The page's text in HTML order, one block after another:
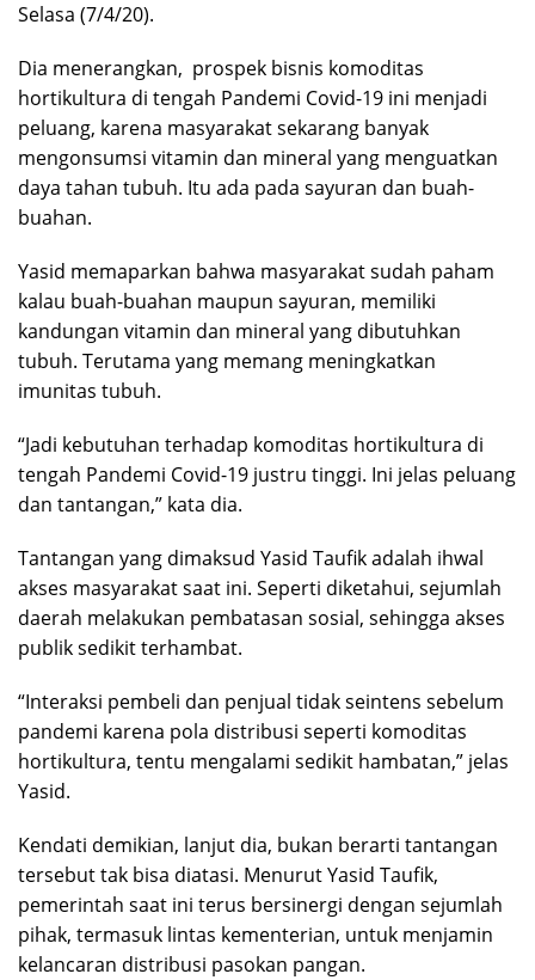
Selasa (7/4/20).
Dia menerangkan, prospek bisnis komoditas
hortikultura di tengah Pandemi Covid-19 ini menjadi
peluang, karena masyarakat sekarang banyak
mengonsumsi vitamin dan mineral yang menguatkan
daya tahan tubuh. Itu ada pada sayuran dan buah-
buahan.
Yasid memaparkan bahwa masyarakat sudah paham
kalau buah-buahan maupun sayuran, memiliki
kandungan vitamin dan mineral yang dibutuhkan
tubuh. Terutama yang memang meningkatkan
imunitas tubuh.
“Jadi kebutuhan terhadap komoditas hortikultura di
tengah Pandemi Covid-19 justru tinggi. Ini jelas peluang
dan tantangan,” kata dia.
Tantangan yang dimaksud Yasid Taufik adalah ihwal
akses masyarakat saat ini. Seperti diketahui, sejumlah
daerah melakukan pembatasan sosial, sehingga akses
publik sedikit terhambat.
“Interaksi pembeli dan penjual tidak seintens sebelum
pandemi karena pola distribusi seperti komoditas
hortikultura, tentu mengalami sedikit hambatan,” jelas
Yasid.
Kendati demikian, lanjut dia, bukan berarti tantangan
tersebut tak bisa diatasi. Menurut Yasid Taufik,
pemerintah saat ini terus bersinergi dengan sejumlah
pihak, termasuk lintas kementerian, untuk menjamin
kelancaran distribusi pasokan pangan.